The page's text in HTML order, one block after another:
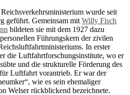
wurde seit
geführt. Gemeinsam mit Willy Fisch
bildeten sie mit dem 1927 dazu
Führungskern der zivilen
In erster
die Luftfahrtforschungsinstitute, wo er
und die strukturelle Förderung des
Luftfahrt vorantrieb. Er war der
wie es sein ehemaliger
Welser rückblickend bezeichnete.